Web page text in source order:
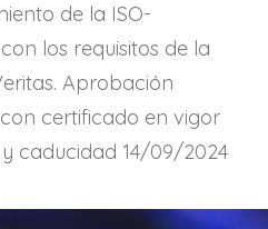
de la ISO-
los requisitos de la
Aprobación
certificado en vigor
caducidad 14/09/2024